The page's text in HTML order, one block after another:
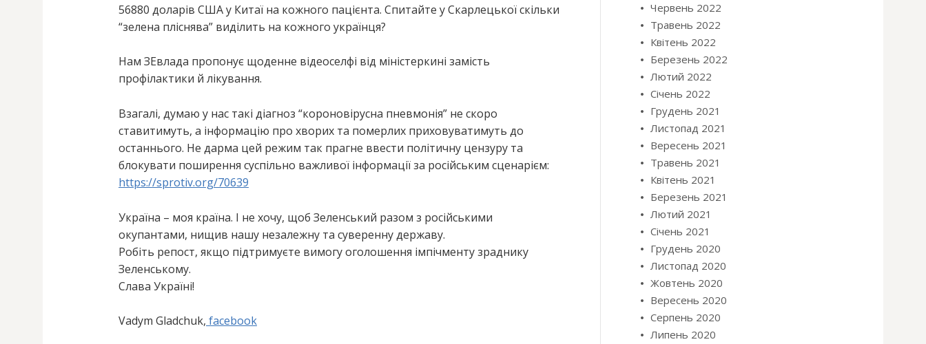
56880 доларів США у Китаї на кожного пацієнта. Спитайте у Скарлецької скільки
“зелена пліснява” виділить на кожного українця?
Нам ЗЕвлада пропонує щоденне відеоселфі від міністеркині замість
профілактики й лікування.
Взагалі, думаю у нас такі діагноз “короновірусна пневмонія” не скоро
ставитимуть, а інформацію про хворих та померлих приховуватимуть до
останнього. Не дарма цей режим так прагне ввести політичну цензуру та
блокувати поширення суспільно важливої інформації за російським сценарієм:
https://sprotiv.org/70639
Україна – моя країна. І не хочу, щоб Зеленський разом з російськими
окупантами, нищив нашу незалежну та суверенну державу.
Робіть репост, якщо підтримуєте вимогу оголошення імпічменту зраднику
Зеленському.
Слава Україні!
Vadym Gladchuk, facebook
Червень 2022
Травень 2022
Квітень 2022
Березень 2022
Лютий 2022
Січень 2022
Грудень 2021
Листопад 2021
Вересень 2021
Травень 2021
Квітень 2021
Березень 2021
Лютий 2021
Січень 2021
Грудень 2020
Листопад 2020
Жовтень 2020
Вересень 2020
Серпень 2020
Липень 2020